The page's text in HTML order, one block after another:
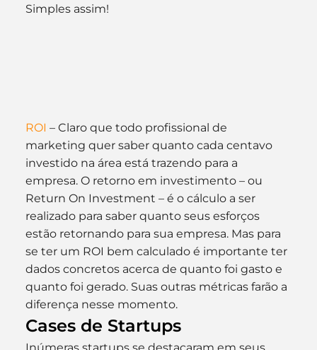
Simples assim!
ROI – Claro que todo profissional de
marketing quer saber quanto cada centavo
investido na área está trazendo para a
empresa. O retorno em investimento – ou
Return On Investment – é o cálculo a ser
realizado para saber quanto seus esforços
estão retornando para sua empresa. Mas para
se ter um ROI bem calculado é importante ter
dados concretos acerca de quanto foi gasto e
quanto foi gerado. Suas outras métricas farão a
diferença nesse momento.
Cases de Startups